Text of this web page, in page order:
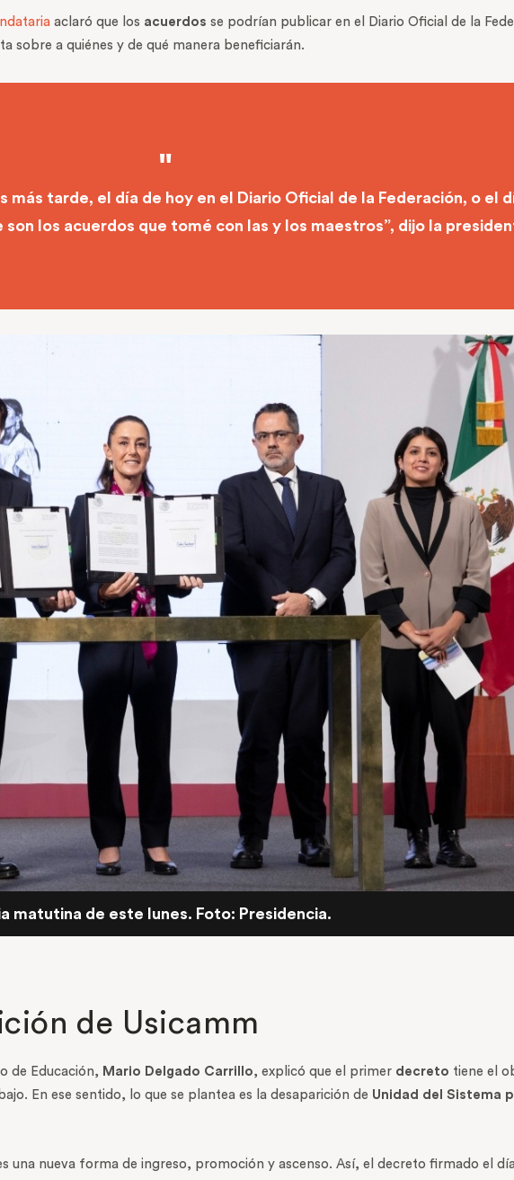
aclaró que los acuerdos se podrían publicar en el Diario Oficial de la
sobre a quiénes y de qué manera beneficiarán.
más tarde, el día de hoy en el Diario Oficial de la Federación, o el
los acuerdos que tomé con las y los maestros”, dijo la
matutina de este lunes. Foto: Presidencia.
de Usicamm
de Educación, Mario Delgado Carrillo, explicó que el primer decreto tiene el
En ese sentido, lo que se plantea es la desaparición de Unidad del Sistema
una nueva forma de ingreso, promoción y ascenso. Así, el decreto firmado el